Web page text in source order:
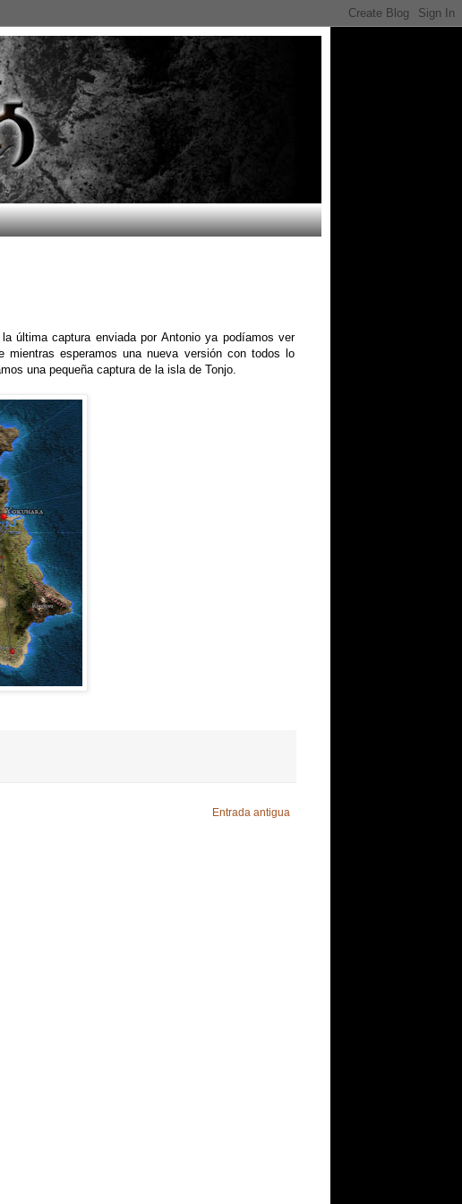
última captura enviada por Antonio ya podíamos ver
esperamos una nueva versión con todos lo
una pequeña captura de la isla de Tonjo.
Entrada antigua